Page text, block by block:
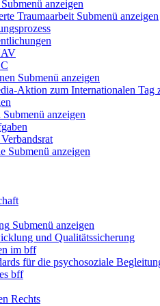
Submenü anzeigen
Traumaarbeit Submenü anzeigen
Submenü anzeigen
Aktion zum Internationalen Tag
Submenü anzeigen
Submenü anzeigen
Submenü anzeigen
und Qualitätssicherung
im bff
für die psychosoziale
bff
Rechts